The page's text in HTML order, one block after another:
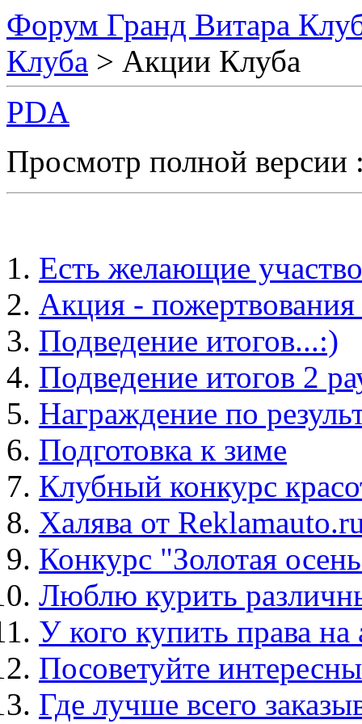
Форум Гранд Витара
Клуба > Акции Клуба
PDA
Просмотр полной
Есть желающие
Акция - пожертвования
Подведение итогов...:)
Подведение итогов 2
Награждение по
Подготовка к зиме
Клубный конкурс
Халява от
Конкурс "Золотая
Люблю курить
У кого купить права на
Посоветуйте
Где лучше всего